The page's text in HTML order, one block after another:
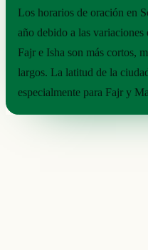
Los horarios de oración en
año debido a las
Fajr e Isha son más cortos,
largos. La latitud de la
especialmente para Fajr y